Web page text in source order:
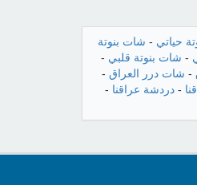
حياتي - شات بنوتة
- شات بنوتة قلبي -
- شات درر العراق -
- دردشة عراقنا -